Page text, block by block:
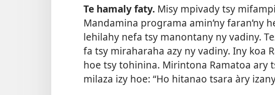
Te hamaly faty. Misy mpivady tsy
Mandamina programa amin’ny faran’ny
lehilahy nefa tsy manontany ny vadiny.
fa tsy miraharaha azy ny vadiny. Iny koa
hoe tsy tohinina. Mirintona Ramatoa ary
milaza izy hoe: “Ho hitanao tsara àry